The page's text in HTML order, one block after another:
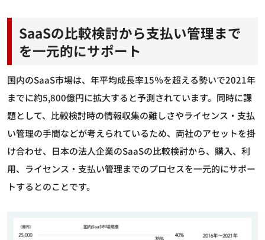
SaaSの比較検討から支払い管理まで
を一元的にサポート
国内のSaaS市場は、年平均成長率15％を超える勢いで2021年
までに約5,800億円に拡大すると予測されています。同時に課
題として、比較検討時の情報収集の難しさやライセンス・支払
い管理の手間などが考えられているため、両社のアセットを掛
け合わせ、日本の法人企業のSaaSの比較検討から、購入、利
用、ライセンス・支払い管理までのプロセスを一元的にサポー
トするとのことです。